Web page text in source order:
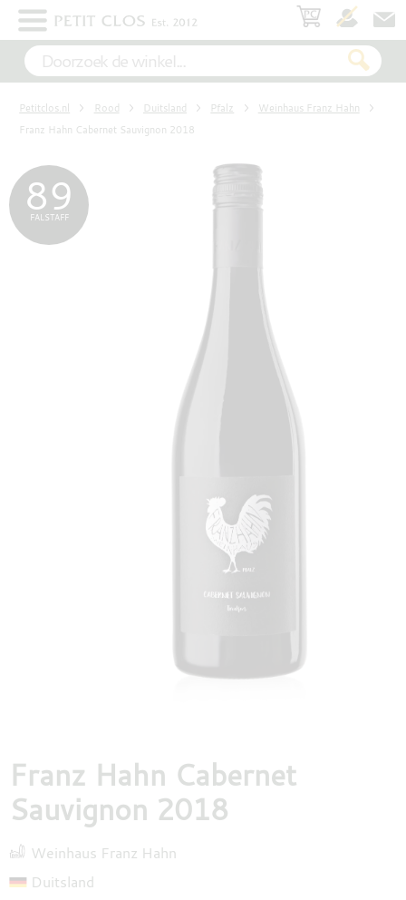
WIT
ROSÉ
ROOD
Petitclos.nl Rood Duitsland Pfalz
Weinhaus Franz Hahn
Franz Hahn Cabernet Sauvignon 2018
89
FALSTAFF
Franz Hahn Cabernet
Sauvignon 2018
Weinhaus Franz Hahn
Duitsland